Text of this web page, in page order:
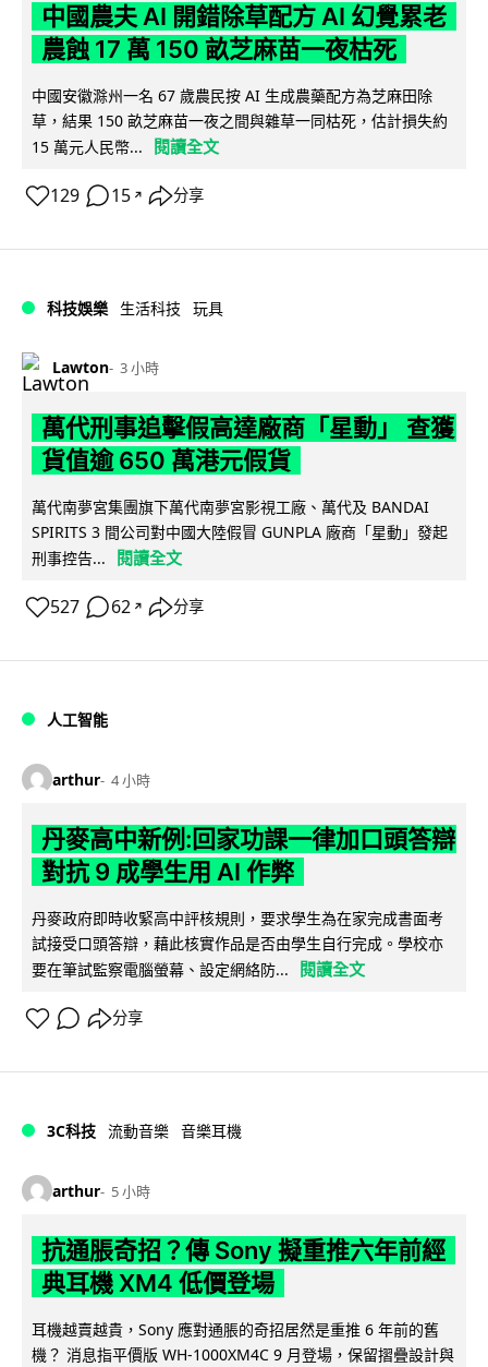
中國農夫 AI 開錯除草配方 AI 幻覺累老
農蝕 17 萬 150 畝芝麻苗一夜枯死
中國安徽滁州一名 67 歲農民按 AI 生成農藥配方為芝麻田除
草，結果 150 畝芝麻苗一夜之間與雜草一同枯死，估計損失約
15 萬元人民幣...
閱讀全文
129 15 ↗ 分享
科技娛樂 生活科技 玩具
Lawton 3 小時
萬代刑事追擊假高達廠商「星動」 查獲
貨值逾 650 萬港元假貨
萬代南夢宮集團旗下萬代南夢宮影視工廠、萬代及 BANDAI
SPIRITS 3 間公司對中國大陸假冒 GUNPLA 廠商「星動」發起
刑事控告...
閱讀全文
527 62 ↗ 分享
人工智能
arthur 4 小時
丹麥高中新例:回家功課一律加口頭答辯
對抗 9 成學生用 AI 作弊
丹麥政府即時收緊高中評核規則，要求學生為在家完成書面考
試接受口頭答辯，藉此核實作品是否由學生自行完成。學校亦
要在筆試監察電腦螢幕、設定網絡防...
閱讀全文
分享
3C科技 流動音樂 音樂耳機
arthur 5 小時
抗通脹奇招？傳 Sony 擬重推六年前經
典耳機 XM4 低價登場
耳機越賣越貴，Sony 應對通脹的奇招居然是重推 6 年前的舊
機？ 消息指平價版 WH-1000XM4C 9 月登場，保留摺疊設計與